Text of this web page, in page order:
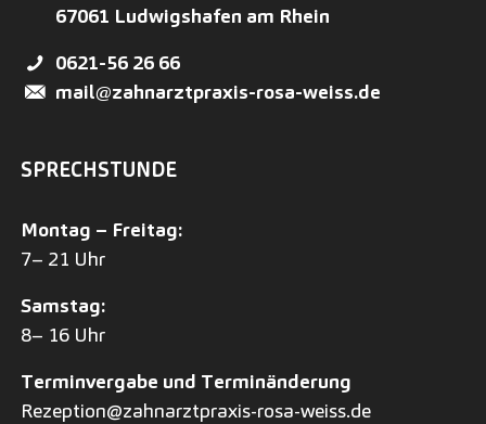
67061 Ludwigshafen am Rhein
0621-56 26 66
mail@zahnarztpraxis-rosa-weiss.de
SPRECHSTUNDE
Montag – Freitag:
7– 21 Uhr
Samstag:
8– 16 Uhr
Terminvergabe und Terminänderung
Rezeption@zahnarztpraxis-rosa-weiss.de